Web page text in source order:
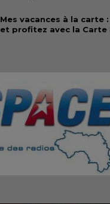
Mes vacances à la carte
et profitez avec la Carte